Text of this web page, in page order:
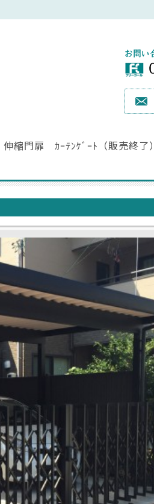
縮門扉 ｶｰﾃﾝｹﾞｰﾄ（販売終了）